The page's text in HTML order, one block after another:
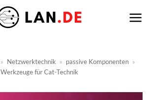
» Netzwerktechnik » passive Komponenten »
Werkzeuge für Cat-Technik